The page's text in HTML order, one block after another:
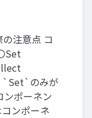
注意点 コ
Set
`Set`のみが
ンポーネン
ンポーネ